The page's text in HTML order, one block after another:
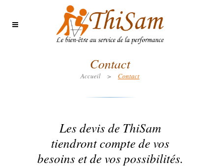
Contact
Accueil > Contact
Les devis de ThiSam
tiendront compte de vos
besoins et de vos possibilités.